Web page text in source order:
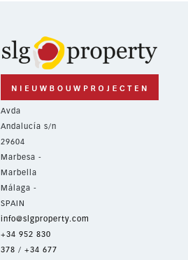
Avda
Andalucía s/n
29604
Marbesa -
Marbella
Málaga -
SPAIN
info@slgproperty.com
+34 952 830
378 / +34 677